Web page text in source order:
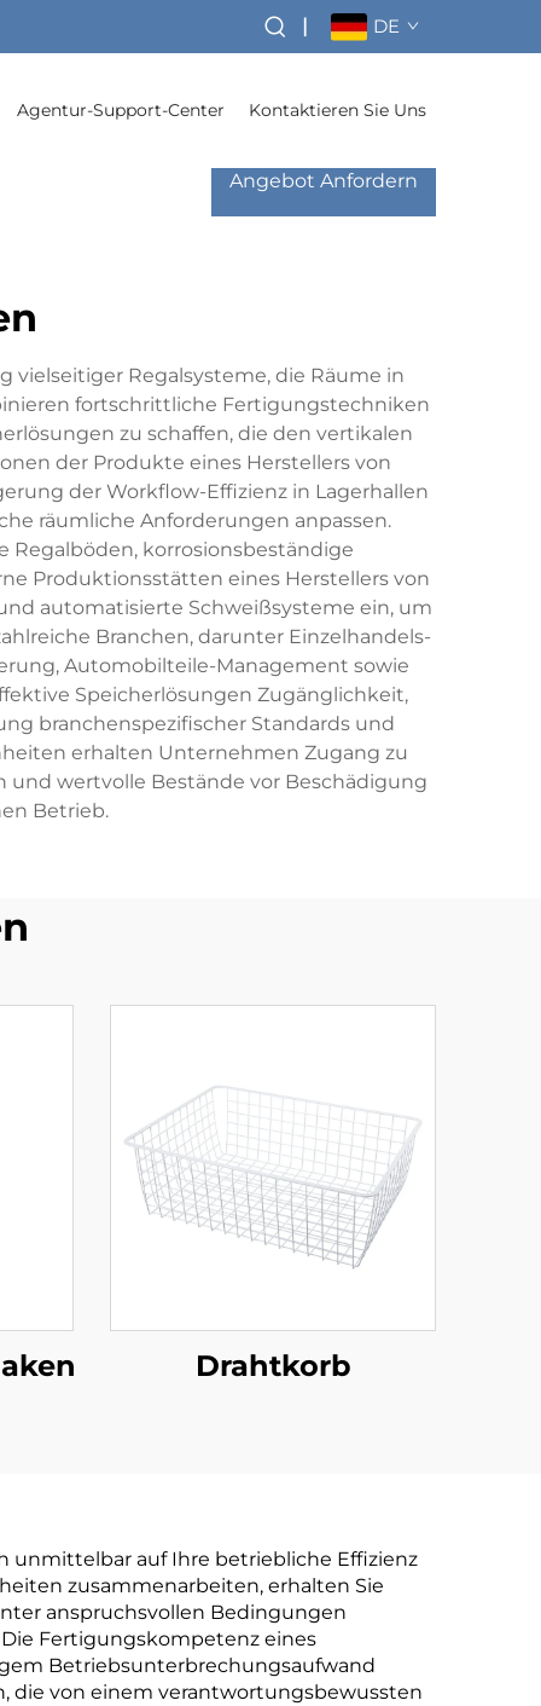
| DE
Agentur-Support-Center Kontaktieren Sie Uns
Angebot Anfordern
vielseitiger Regalsysteme, die Räume in
fortschrittliche Fertigungstechniken
zu schaffen, die den vertikalen
der Produkte eines Herstellers von
der Workflow-Effizienz in Lagerhallen
räumliche Anforderungen anpassen.
Regalböden, korrosionsbeständige
Produktionsstätten eines Herstellers von
automatisierte Schweißsysteme ein, um
Branchen, darunter Einzelhandels-
Automobilteile-Management sowie
Speicherlösungen Zugänglichkeit,
branchenspezifischer Standards und
erhalten Unternehmen Zugang zu
wertvolle Bestände vor Beschädigung
Betrieb.
Drahtkorb
unmittelbar auf Ihre betriebliche Effizienz
zusammenarbeiten, erhalten Sie
anspruchsvollen Bedingungen
Fertigungskompetenz eines
Betriebsunterbrechungsaufwand
die von einem verantwortungsbewussten